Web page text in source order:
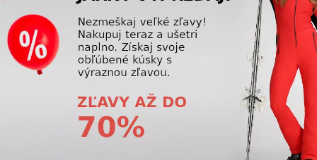
Prečítajte si viac